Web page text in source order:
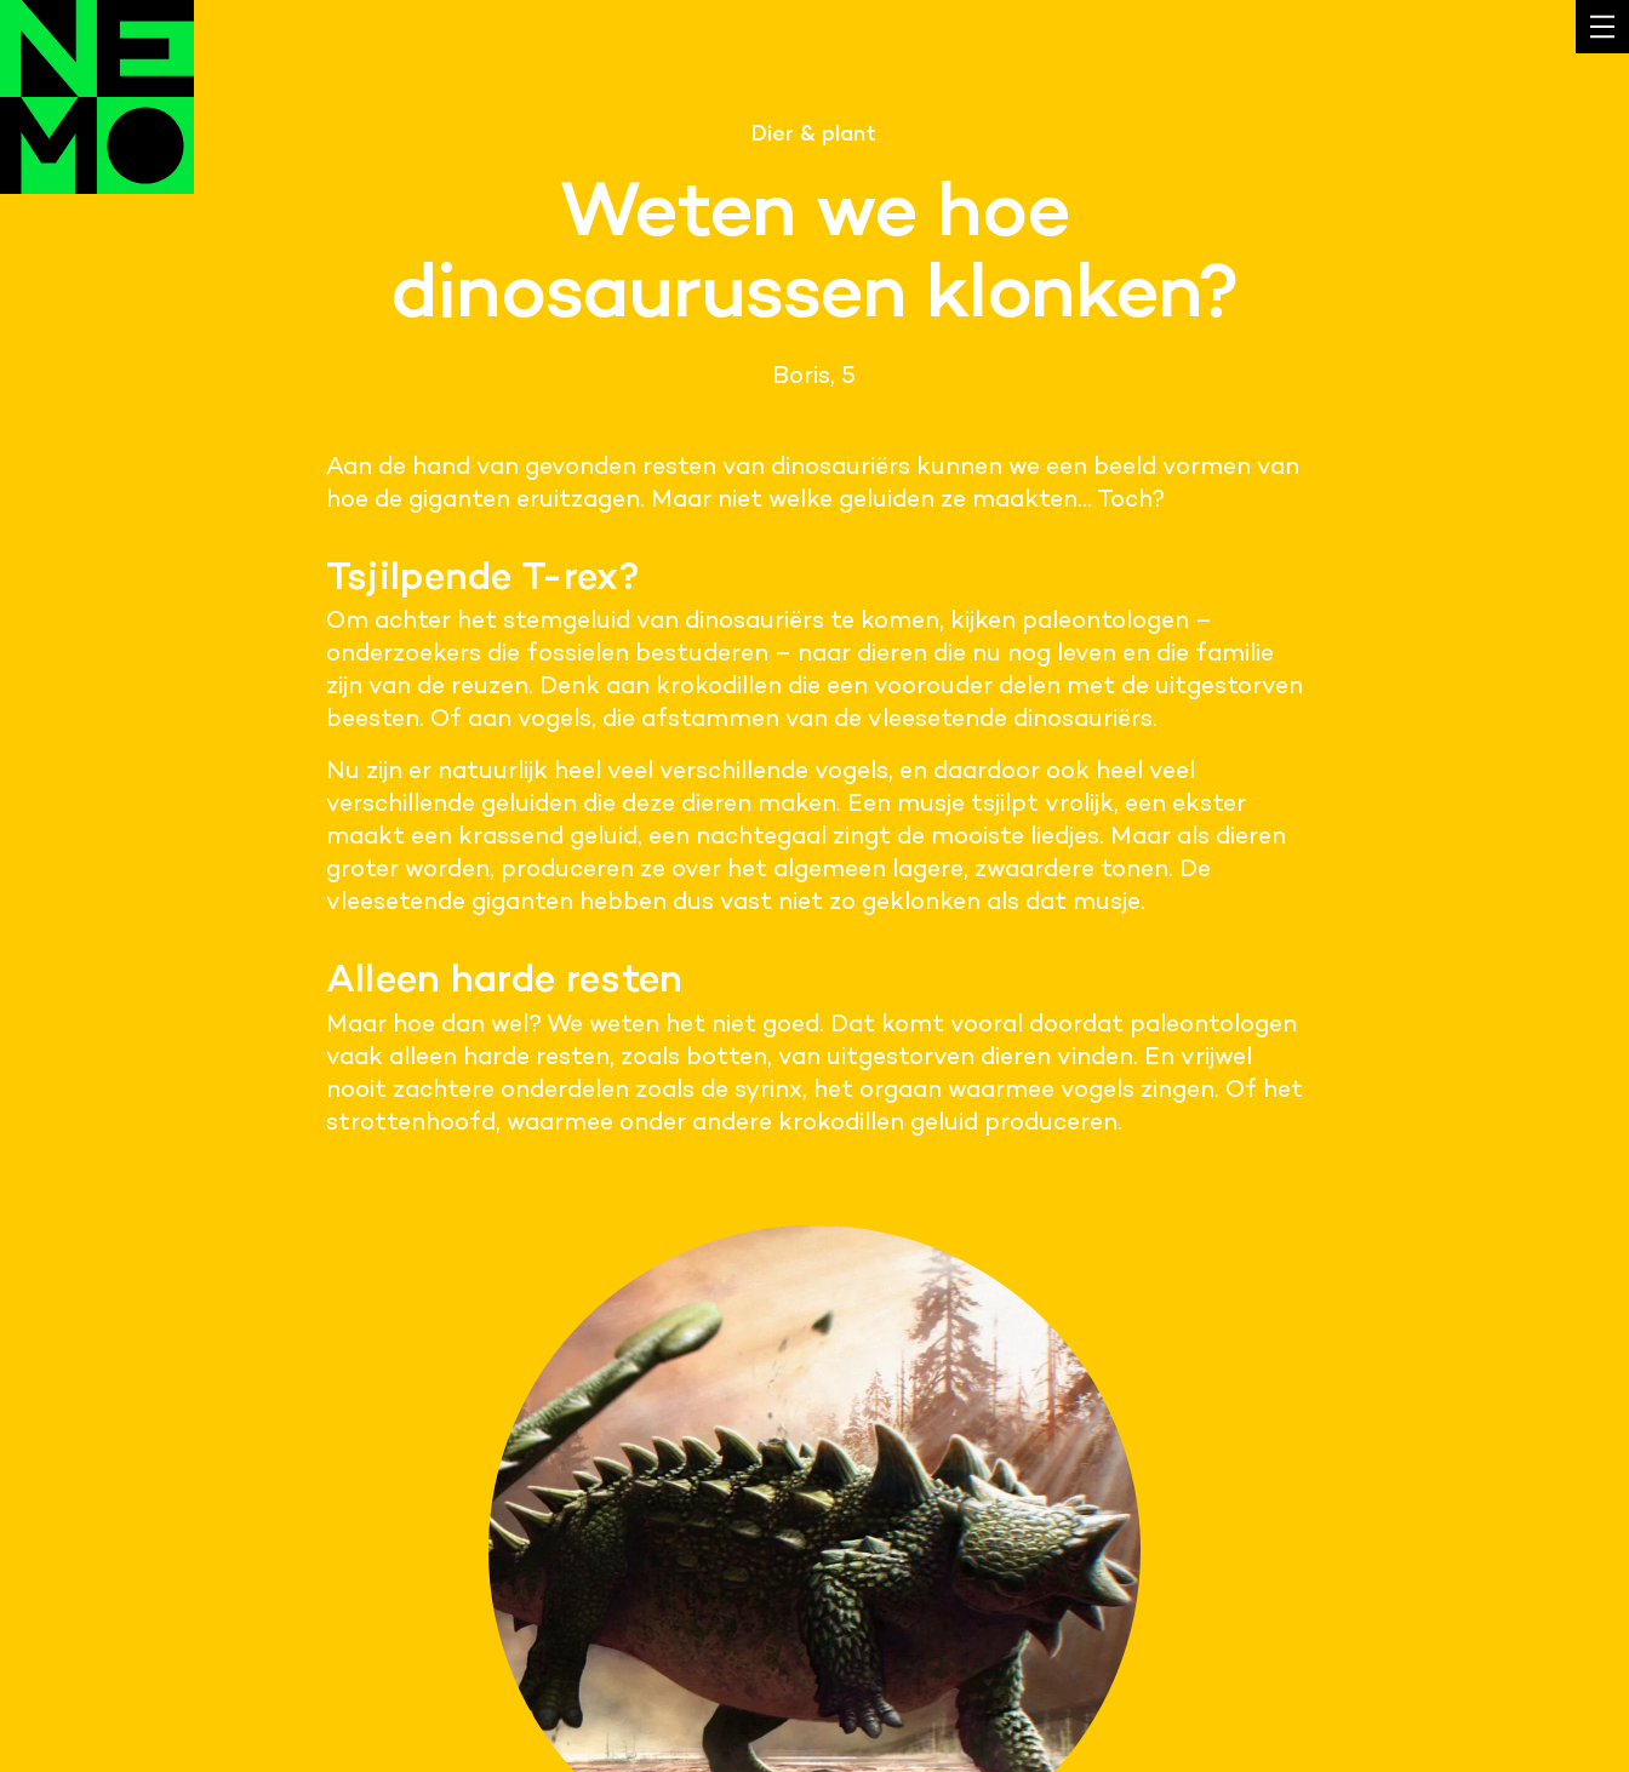
Dier & plant
Weten we hoe
dinosaurussen klonken?
Boris, 5
Aan de hand van gevonden resten van dinosauriërs kunnen we een beeld vormen van
hoe de giganten eruitzagen. Maar niet welke geluiden ze maakten… Toch?
Tsjilpende T-rex?
Om achter het stemgeluid van dinosauriërs te komen, kijken paleontologen –
onderzoekers die fossielen bestuderen – naar dieren die nu nog leven en die familie
zijn van de reuzen. Denk aan krokodillen die een voorouder delen met de uitgestorven
beesten. Of aan vogels, die afstammen van de vleesetende dinosauriërs.
Nu zijn er natuurlijk heel veel verschillende vogels, en daardoor ook heel veel
verschillende geluiden die deze dieren maken. Een musje tsjilpt vrolijk, een ekster
maakt een krassend geluid, een nachtegaal zingt de mooiste liedjes. Maar als dieren
groter worden, produceren ze over het algemeen lagere, zwaardere tonen. De
vleesetende giganten hebben dus vast niet zo geklonken als dat musje.
Alleen harde resten
Maar hoe dan wel? We weten het niet goed. Dat komt vooral doordat paleontologen
vaak alleen harde resten, zoals botten, van uitgestorven dieren vinden. En vrijwel
nooit zachtere onderdelen zoals de syrinx, het orgaan waarmee vogels zingen. Of het
strottenhoofd, waarmee onder andere krokodillen geluid produceren.